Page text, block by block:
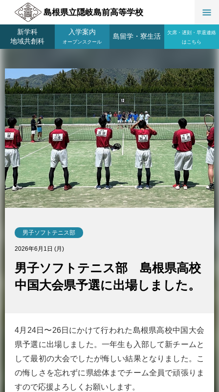
島根県立隠岐島前高等学校
新学科
地域共創科
入学案内
オープンスクール
島留学 ・ 寮生活
欠席・遅刻・早退連絡
はこちら
男子ソフトテニス部
2026年6月1日 (月)
男子ソフトテニス部 島根県高校
中国大会県予選に出場しました。
4月24日〜26日にかけて行われた島根県高校中国大会
県予選に出場しました。一年生も入部して新チームと
して最初の大会でしたが悔しい結果となりました。こ
の悔しさを忘れずに県総体までチーム全員で頑張りま
すので応援よろしくお願いします。